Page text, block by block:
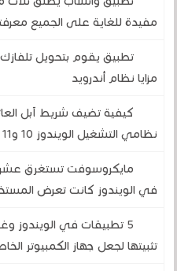
مفيدة للغاية على الجميع
مزايا نظام أندرويد
نظامي التشغيل الويندوز 10 و11
مايكروسوفت تستغرق
في الويندوز كانت تعرض
5 تطبيقات في الويندوز
تثبيتها لجعل جهاز الكمبيوتر